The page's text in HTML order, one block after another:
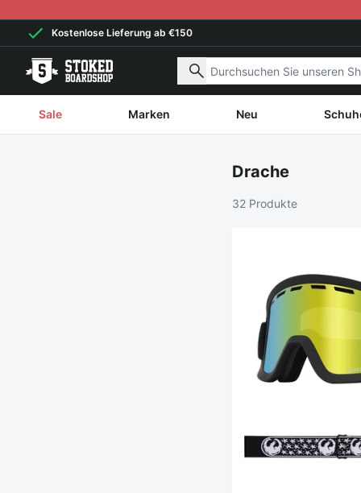
Kostenlose Lieferung ab €150
Nach Produkten suchen
Sale Marken Neu
Drache
32 Produkte